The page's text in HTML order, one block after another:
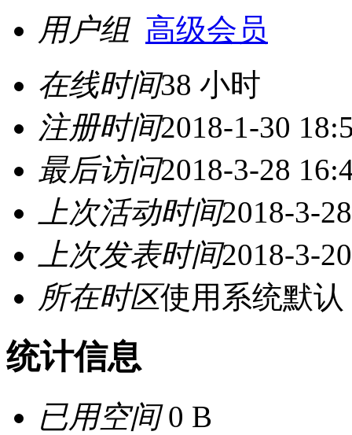
用户组 高级会员
在线时间38 小时
注册时间2018-1-30
最后访问2018-3-28
上次活动时间2018-3-
上次发表时间2018-3-
所在时区使用系统默认
统计信息
已用空间0 B